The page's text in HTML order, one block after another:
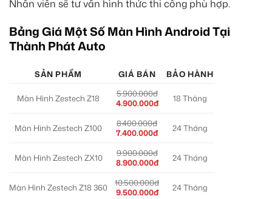
Nhân viên sẽ tư vấn hình thức thi công phù hợp.
Bảng Giá Một Số Màn Hình Android Tại
Thành Phát Auto
SẢN PHẨM GIÁ BÁN BẢO HÀNH
Màn Hình Zestech Z18
5.900.000đ
4.900.000đ
18 Tháng
Màn Hình Zestech Z100
8.400.000đ
7.400.000đ
24 Tháng
Màn Hình Zestech ZX10
9.900.000đ
8.900.000đ
24 Tháng
Màn Hình Zestech Z18 360
10.500.000đ
9.500.000đ
24 Tháng